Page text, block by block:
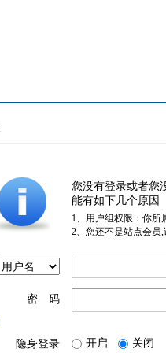
您没有登录或者您
能有如下几个原因
1、用户组权限：你所
2、您还不是站点会员
密 码
隐身登录 开启 关闭